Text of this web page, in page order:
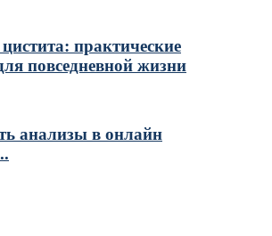
практические
повседневной жизни
анализы в онлайн